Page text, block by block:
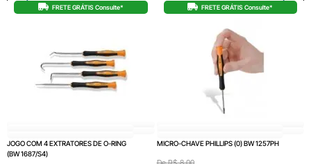
FRETE GRÁTIS Consulte*
JOGO COM 4 EXTRATORES DE O-RING
(BW 1687/S4)
FRETE GRÁTIS Consulte*
MICRO-CHAVE PHILLIPS (0) BW 1257PH